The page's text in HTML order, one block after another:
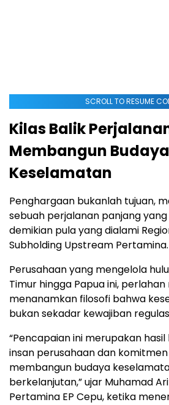
SCROLL TO RESUME
Kilas Balik
Membangun Budaya
Keselamatan
Penghargaan bukanlah tujuan,
sebuah perjalanan panjang
demikian pula yang dialami
Subholding Upstream Pertamina.
Perusahaan yang mengelola
Timur hingga Papua ini,
menanamkan filosofi bahwa
bukan sekadar kewajiban
“Pencapaian ini merupakan
insan perusahaan dan
membangun budaya
berkelanjutan,” ujar Muhamad
Pertamina EP Cepu, ketika